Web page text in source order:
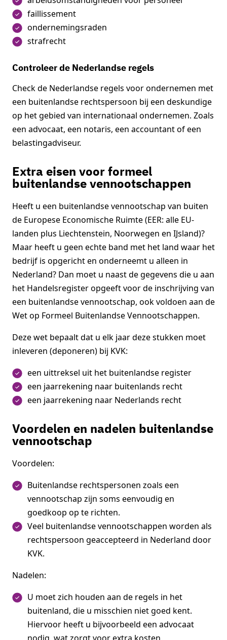
faillissement
ondernemingsraden
strafrecht
Controleer de Nederlandse regels
Check de Nederlandse regels voor ondernemen met
een buitenlandse rechtspersoon bij een deskundige
op het gebied van internationaal ondernemen. Zoals
een advocaat, een notaris, een accountant of een
belastingadviseur.
Extra eisen voor formeel
buitenlandse vennootschappen
Heeft u een buitenlandse vennootschap van buiten
de Europese Economische Ruimte (EER: alle EU-
landen plus Liechtenstein, Noorwegen en IJsland)?
Maar heeft u geen echte band met het land waar het
bedrijf is opgericht en onderneemt u alleen in
Nederland? Dan moet u naast de gegevens die u aan
het Handelsregister opgeeft voor de inschrijving van
een buitenlandse vennootschap, ook voldoen aan de
Wet op Formeel Buitenlandse Vennootschappen.
Deze wet bepaalt dat u elk jaar deze stukken moet
inleveren (deponeren) bij KVK:
een uittreksel uit het buitenlandse register
een jaarrekening naar buitenlands recht
een jaarrekening naar Nederlands recht
Voordelen en nadelen buitenlandse
vennootschap
Voordelen:
Buitenlandse rechtspersonen zoals een
vennootschap zijn soms eenvoudig en
goedkoop op te richten.
Veel buitenlandse vennootschappen worden als
rechtspersoon geaccepteerd in Nederland door
KVK.
Nadelen:
U moet zich houden aan de regels in het
buitenland, die u misschien niet goed kent.
Hiervoor heeft u bijvoorbeeld een advocaat